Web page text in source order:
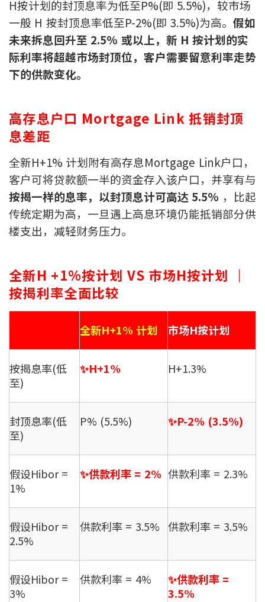
联络我们
联络方式
网上申请按揭转介
私隐政策
繁
本网页所提供资料仅作参考用途。
若因错漏而引致任何不便或损失，中原按揭概不负责。
本网站采用无障碍网页设计，如有任何问题，可查询：
2889 2886 / cmb@mail.centanet.com
条款及细则
私隐政策声明
H按计划的封顶息率为低至P%(即 5.5%)，较市场
一般 H 按封顶息率低至P-2%(即 3.5%)为高。 假如
未来拆息回升至 2.5% 或以上，新 H 按计划的实
际利率将超越市场封顶位，客户需要留意利率走势
下的供款变化。
高存息户口 Mortgage Link 抵销封顶
息差距
全新H+1% 计划附有高存息Mortgage Link户口，
客户可将贷款额一半的资金存入该户口，并享有与
按揭一样的息率，以封顶息计可高达 5.5% ，比起
传统定期为高，一旦遇上高息环境仍能抵销部分供
楼支出，减轻财务压力。
全新H +1%按计划 VS 市场H按计划 ｜
按揭利率全面比较
全新H+1% 计划 市场H按计划
按揭息率(低
至)
✨H+1% H+1.3%
封顶息率(低
至)
P% (5.5%) ✨P-2% (3.5%)
假设Hibor =
1%
✨供款利率 = 2% 供款利率 = 2.3%
假设Hibor =
2.5%
供款利率 = 3.5% 供款利率 = 3.5%
假设Hibor =
3%
供款利率 = 4%
✨供款利率 =
3.5%